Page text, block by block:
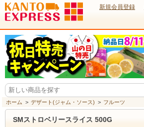
新規会員登録
ホーム > デザート(ジャム・ソース) > フルーツ
SMストロベリースライス 500G